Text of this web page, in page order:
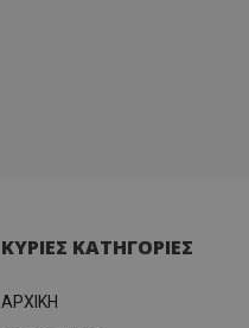
ΚΥΡΙΕΣ ΚΑΤΗΓΟΡΙΕΣ
ΑΡΧΙΚΗ